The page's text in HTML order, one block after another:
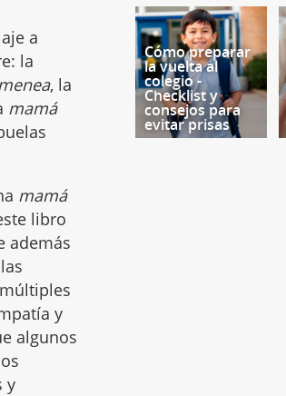
a
la
, la
mamá
mamá
libro
además
y
algunos
y
Cómo preparar
la vuelta al
colegio -
Checklist y
consejos para
evitar prisas